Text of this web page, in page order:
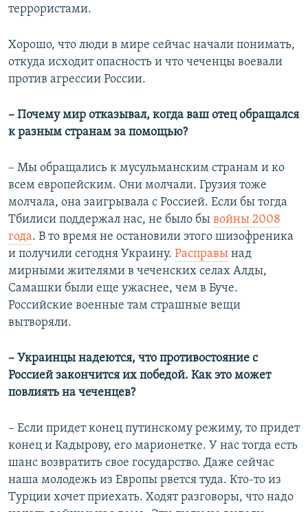
террористами.
Хорошо, что люди в мире сейчас начали понимать,
откуда исходит опасность и что чеченцы воевали
против агрессии России.
– Почему мир отказывал, когда ваш отец обращался
к разным странам за помощью?
– Мы обращались к мусульманским странам и ко
всем европейским. Они молчали. Грузия тоже
молчала, она заигрывала с Россией. Если бы тогда
Тбилиси поддержал нас, не было бы войны 2008
года. В то время не остановили этого шизофреника
и получили сегодня Украину. Расправы над
мирными жителями в чеченских селах Алды,
Самашки были еще ужаснее, чем в Буче.
Российские военные там страшные вещи
вытворяли.
– Украинцы надеются, что противостояние с
Россией закончится их победой. Как это может
повлиять на чеченцев?
– Если придет конец путинскому режиму, то придет
конец и Кадырову, его марионетке. У нас тогда есть
шанс возвратить свое государство. Даже сейчас
наша молодежь из Европы рвется туда. Кто-то из
Турции хочет приехать. Ходят разговоры, что надо